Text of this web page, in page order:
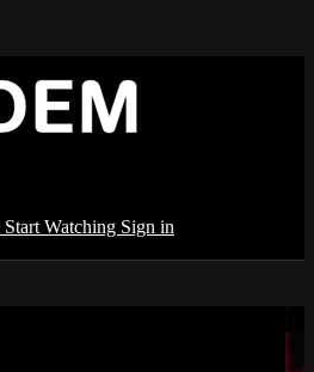
Start Watching Sign in